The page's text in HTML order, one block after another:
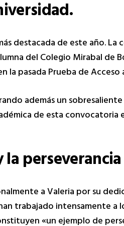
destacada de este año. La
del Colegio Mirabal de
pasada Prueba de Acceso
además un
de esta
perseverancia
a Valeria por su
trabajado intensamente a
«un ejemplo de